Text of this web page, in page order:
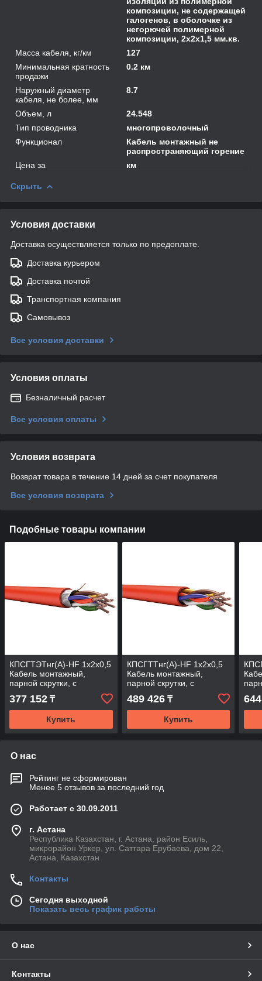
композиции, не содержащей
галогенов, в оболочке из
негорючей полимерной
композиции, 2х2х1,5 мм.кв.
Масса кабеля, кг/км
127
Минимальная кратность
продажи
0.2 км
Наружный диаметр
кабеля, не более, мм
8.7
Объем, л
24.548
Тип проводника
многопроволочный
Функционал
Кабель монтажный не
распространяющий горение
Цена за
км
Скрыть
Условия доставки
Доставка осуществляется только по предоплате.
Доставка курьером
Доставка почтой
Транспортная компания
Самовывоз
Все условия доставки
Условия оплаты
Безналичный расчет
Все условия оплаты
Условия возврата
Возврат товара в течение 14 дней за счет покупателя
Все условия возврата
Подобные товары компании
КПСГТЭТнг(А)-HF 1х2х0,5
Кабель монтажный,
парной скрутки, с
изоляцией и оболочкой из
полимерной композиции
не
377 152 ₸
Купить
КПСГТТнг(А)-HF 1х2х0,5
Кабель монтажный,
парной скрутки, с
изоляцией и оболочкой из
полимерной композиции
не
489 426₸
Купить
не
О нас
Рейтинг не сформирован
Менее 5 отзывов за последний год
Работает с 30.09.2011
г. Астана
Республика Казахстан, г. Астана, район Есиль,
микрорайон Уркер, ул. Саттара Ерубаева, дом 22,
Астана, Казахстан
Контакты
Сегодня выходной
Показать весь график работы
О нас
Контакты